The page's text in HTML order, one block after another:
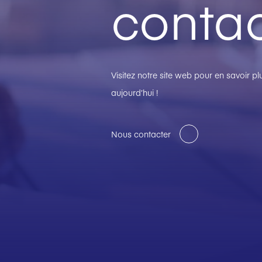
Visitez notre site web pour en savoir
aujourd’hui !
Nous contacter